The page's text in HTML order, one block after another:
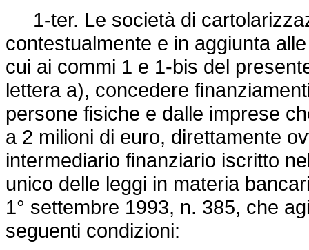
1-ter. Le società di
contestualmente e in aggiunta
cui ai commi 1 e 1-bis del
lettera a), concedere
persone fisiche e dalle imprese
a 2 milioni di euro, direttamente
intermediario finanziario iscritto
unico delle leggi in materia
1° settembre 1993, n. 385, che
seguenti condizioni: